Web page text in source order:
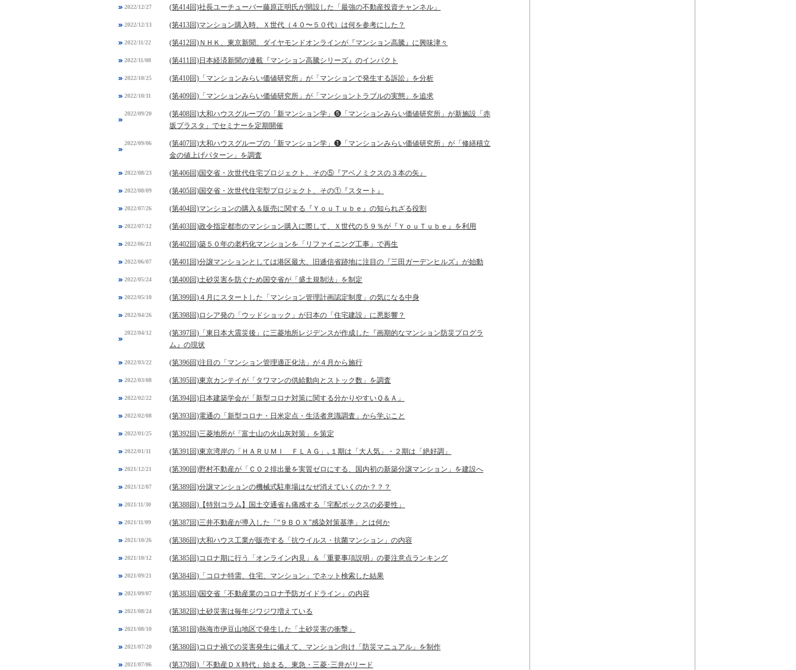
2022/12/27 (第414回)社長ユーチューバー藤原正明氏が開設した「最強の不動産投資チャンネル」
2022/12/13 (第413回)マンション購入時、Ｘ世代（４０〜５０代）は何を参考にした？
2022/11/22 (第412回)ＮＨＫ、東京新聞、ダイヤモンドオンラインが『マンション高騰』に興味津々
2022/11/08 (第411回)日本経済新聞の連載『マンション高騰シリーズ』のインパクト
2022/10/25 (第410回)「マンションみらい価値研究所」が「マンションで発生する訴訟」を分析
2022/10/11 (第409回)「マンションみらい価値研究所」が「マンショントラブルの実態」を追求
2022/09/20
(第408回)大和ハウスグループの「新マンション学」❺「マンションみらい価値研究所」が新施設「赤
坂プラスタ」でセミナーを定期開催
2022/09/06
(第407回)大和ハウスグループの「新マンション学」❶「マンションみらい価値研究所」が「修繕積立
金の値上げパターン」を調査
2022/08/23 (第406回)国交省・次世代住宅プロジェクト、その⑤『アベノミクスの３本の矢』
2022/08/09 (第405回)国交省・次世代住宅型プロジェクト、その①『スタート』
2022/07/26 (第404回)マンションの購入＆販売に関する『ＹｏｕＴｕｂｅ』の知られざる役割
2022/07/12 (第403回)政令指定都市のマンション購入に際して、Ｘ世代の５９％が『ＹｏｕＴｕｂｅ』を利用
2022/06/21 (第402回)築５０年の老朽化マンションを「リファイニング工事」で再生
2022/06/07 (第401回)分譲マンションとしては港区最大、旧逓信省跡地に注目の『三田ガーデンヒルズ』が始動
2022/05/24 (第400回)土砂災害を防ぐため国交省が「盛土規制法」を制定
2022/05/10 (第399回)４月にスタートした「マンション管理計画認定制度」の気になる中身
2022/04/26 (第398回)ロシア発の「ウッドショック」が日本の「住宅建設」に悪影響？
2022/04/12
(第397回)「東日本大震災後」に三菱地所レジデンスが作成した『画期的なマンション防災プログラ
ム』の現状
2022/03/22 (第396回)注目の「マンション管理適正化法」が４月から施行
2022/03/08 (第395回)東京カンテイが「タワマンの供給動向とストック数」を調査
2022/02/22 (第394回)日本建築学会が「新型コロナ対策に関する分かりやすいＱ＆Ａ」
2022/02/08 (第393回)電通の「新型コロナ・日米定点・生活者意識調査」から学ぶこと
2022/01/25 (第392回)三菱地所が「富士山の火山灰対策」を策定
2022/01/11 (第391回)東京湾岸の「ＨＡＲＵＭＩ ＦＬＡＧ」､１期は「大人気」・２期は「絶好調」
2021/12/21 (第390回)野村不動産が「ＣＯ２排出量を実質ゼロにする、国内初の新築分譲マンション」を建設へ
2021/12/07 (第389回)分譲マンションの機械式駐車場はなぜ消えていくのか？？？
2021/11/30 (第388回)【特別コラム】国土交通省も痛感する「宅配ボックスの必要性」
2021/11/09 (第387回)三井不動産が導入した「“９ＢＯＸ”感染対策基準」とは何か
2021/10/26 (第386回)大和ハウス工業が販売する「抗ウイルス・抗菌マンション」の内容
2021/10/12 (第385回)コロナ期に行う「オンライン内見」＆「重要事項説明」の要注意点ランキング
2021/09/21 (第384回)「コロナ特需、住宅、マンション」でネット検索した結果
2021/09/07 (第383回)国交省「不動産業のコロナ予防ガイドライン」の内容
2021/08/24 (第382回)土砂災害は毎年ジワジワ増えている
2021/08/10 (第381回)熱海市伊豆山地区で発生した「土砂災害の衝撃」
2021/07/20 (第380回)コロナ禍での災害発生に備えて、マンション向け「防災マニュアル」を制作
2021/07/06 (第379回)「不動産ＤＸ時代」始まる、東急・三菱･三井がリード